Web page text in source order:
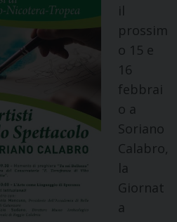
il
prossim
o 15 e
16
febbrai
o a
Soriano
Calabro,
la
Giornat
a